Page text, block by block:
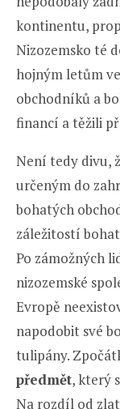
kontinentu,
Nizozemsko té
hojným letům
obchodníků a
financí a těžili
Není tedy divu,
určeným do
bohatých
záležitostí
Po zámožných
nizozemské
Evropě
napodobit své
tulipány.
předmět, který
Na rozdíl od